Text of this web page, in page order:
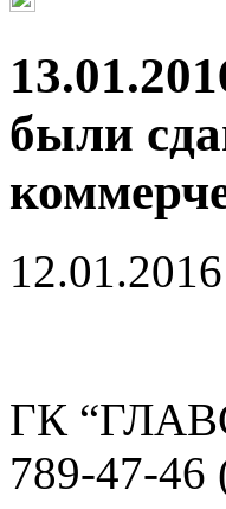
были
12.01.2016
ГК
789-47-46